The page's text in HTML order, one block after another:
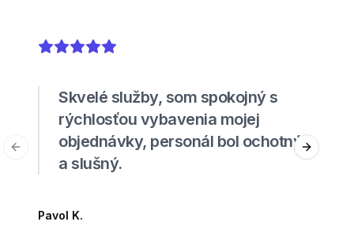
5out of 5 stars
Skvelé služby, som spokojný s
rýchlosťou vybavenia mojej
objednávky, personál bol ochotný
a slušný.
Pavol K.
Previous slide Next